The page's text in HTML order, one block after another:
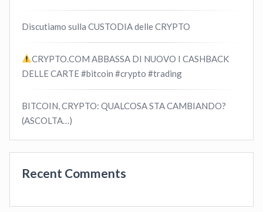
Discutiamo sulla CUSTODIA delle CRYPTO
CRYPTO.COM ABBASSA DI NUOVO I CASHBACK
DELLE CARTE #bitcoin #crypto #trading
BITCOIN, CRYPTO: QUALCOSA STA CAMBIANDO?
(ASCOLTA…)
Recent Comments